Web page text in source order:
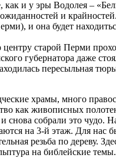
и у эры Водолея –
и
и она будет
старой Перми
губернатора даже
пересыльная
храмы, много
как живописных
снова собрали это
на 3-й этаж. Для
резьба по дереву.
на библейские